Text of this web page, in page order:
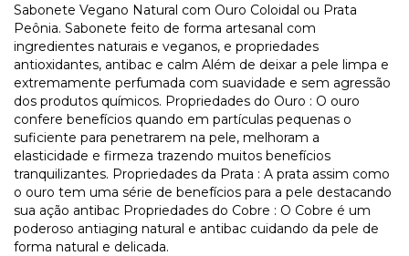
Sabonete Vegano Natural com Ouro Coloidal ou Prata
Peônia. Sabonete feito de forma artesanal com
ingredientes naturais e veganos, e propriedades
antioxidantes, antibac e calm Além de deixar a pele limpa e
extremamente perfumada com suavidade e sem agressão
dos produtos químicos. Propriedades do Ouro : O ouro
confere benefícios quando em partículas pequenas o
suficiente para penetrarem na pele, melhoram a
elasticidade e firmeza trazendo muitos benefícios
tranquilizantes. Propriedades da Prata : A prata assim como
o ouro tem uma série de benefícios para a pele destacando
sua ação antibac Propriedades do Cobre : O Cobre é um
poderoso antiaging natural e antibac cuidando da pele de
forma natural e delicada.